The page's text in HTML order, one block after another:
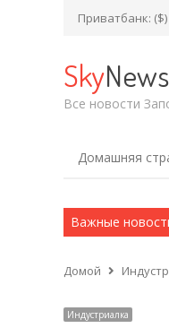
Приватбанк: ($)
SkyNews
Все новости
Домашняя
Важные
13 пожеж: горіли…
Домой
Индустриалка